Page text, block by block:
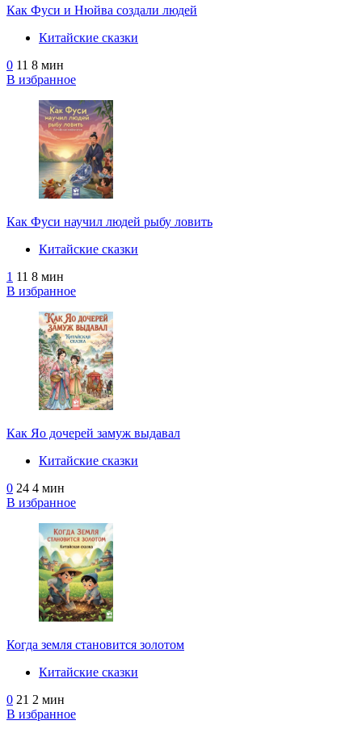
Как Фуси и Нюйва создали людей
Китайские сказки
0 11 8 мин
В избранное
Как Фуси научил людей рыбу ловить
Китайские сказки
1 11 8 мин
В избранное
Как Яо дочерей замуж выдавал
Китайские сказки
0 24 4 мин
В избранное
Когда земля становится золотом
Китайские сказки
0 21 2 мин
В избранное